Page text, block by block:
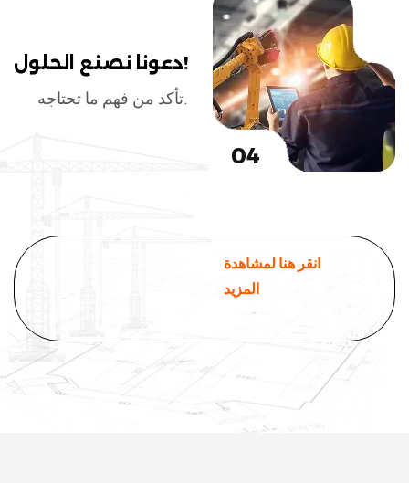
04
دعونا نصنع الحلول!
تأكد من فهم ما تحتاجه.
انقر هنا لمشاهدة
المزيد